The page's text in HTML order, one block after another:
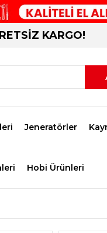
KARGO!
Jeneratörler
Hobi Ürünleri